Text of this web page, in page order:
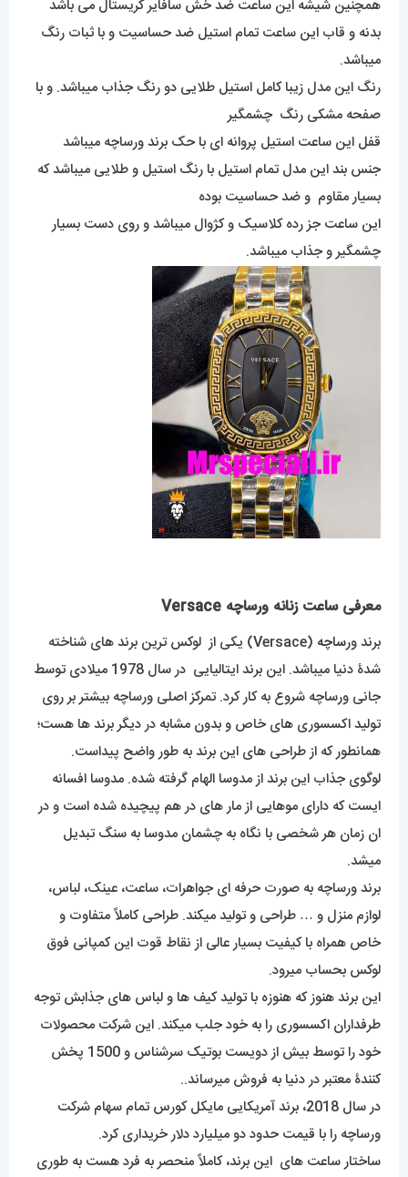
همچنین شیشه این ساعت ضد خش سافایر کریستال می باشد
بدنه و قاب این ساعت تمام استیل ضد حساسیت و با ثبات رنگ
میباشد.
رنگ این مدل زیبا کامل استیل طلایی دو رنگ جذاب میباشد. و با
صفحه مشکی رنگ چشمگیر
قفل این ساعت استیل پروانه ای با حک برند ورساچه میباشد
جنس بند این مدل تمام استیل با رنگ استیل و طلایی میباشد که
بسیار مقاوم و ضد حساسیت بوده
این ساعت جز رده کلاسیک و کژوال میباشد و روی دست بسیار
چشمگیر و جذاب میباشد.
معرفی ساعت زنانه ورساچه Versace
برند ورساچه
(Versace) یکی از لوکس ترین برند های شناخته
شدۀ دنیا میباشد. این برند ایتالیایی در سال 1978 میلادی توسط
جانی ورساچه شروع به کار کرد. تمرکز اصلی ورساچه بیشتر بر روی
تولید اکسسوری های خاص و بدون مشابه در دیگر برند ها هست؛
همانطور که از طراحی های این برند به طور واضح پیداست.
لوگوی جذاب این برند از مدوسا الهام گرفته شده. مدوسا افسانه
ایست که دارای موهایی از مار های در هم پیچیده شده است و در
ان زمان هر شخصی با نگاه به چشمان مدوسا به سنگ تبدیل
میشد.
برند ورساچه به صورت حرفه ای جواهرات، ساعت، عینک، لباس،
لوازم منزل و … طراحی و تولید میکند. طراحی کاملاً متفاوت و
خاص همراه با کیفیت بسیار عالی از نقاط قوت این کمپانی فوق
لوکس بحساب میرود.
این برند هنوز که هنوزه با تولید کیف ها و لباس های جذابش توجه
طرفداران اکسسوری را به خود جلب میکند. این شرکت محصولات
خود را توسط بیش از دویست بوتیک سرشناس و 1500 پخش
کنندۀ معتبر در دنیا به فروش میرساند..
در سال 2018، برند آمریکایی مایکل کورس تمام سهام شرکت
ورساچه را با قیمت حدود دو میلیارد دلار خریداری کرد.
ساختار ساعت های این برند، کاملاً منحصر به فرد هست به طوری